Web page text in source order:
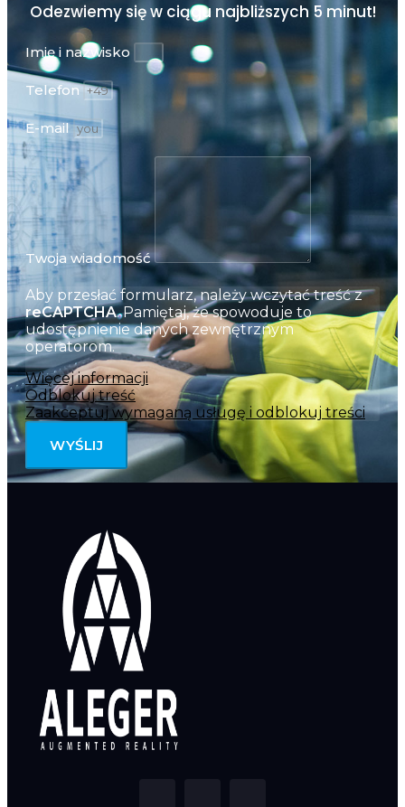
Odezwiemy się w ciągu najbliższych 5 minut!
Imię i nazwisko
Telefon
E-mail
Twoja wiadomość
Aby przesłać formularz, należy wczytać treść z
reCAPTCHA. Pamiętaj, że spowoduje to
udostępnienie danych zewnętrznym
operatorom.
Więcej informacji
Odblokuj treść
Zaakceptuj wymaganą usługę i odblokuj treści
WYŚLIJ